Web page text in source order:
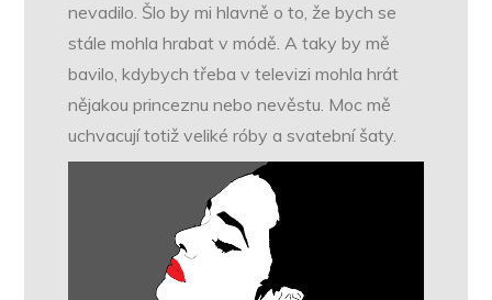
nevadilo. Šlo by mi hlavně o to, že bych se
stále mohla hrabat v módě. A taky by mě
bavilo, kdybych třeba v televizi mohla hrát
nějakou princeznu nebo nevěstu. Moc mě
uchvacují totiž veliké róby a svatební šaty.